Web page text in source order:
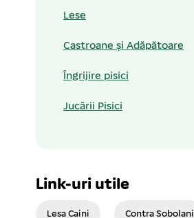
Lese
Castroane și Adăpătoare
Îngrijire pisici
Jucării Pisici
Link-uri utile
Lesa Caini Contra Sobolani